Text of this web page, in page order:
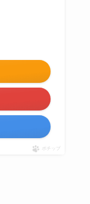
ポチップ